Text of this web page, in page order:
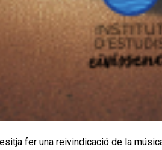
fer una reivindicació de la